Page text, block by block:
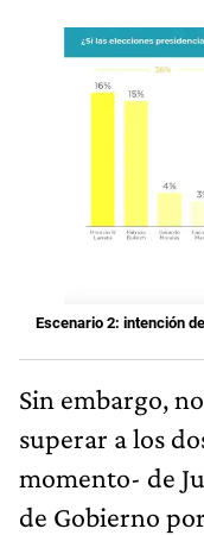
Escenario 2: intención
Sin embargo,
superar a los
momento- de
de Gobierno